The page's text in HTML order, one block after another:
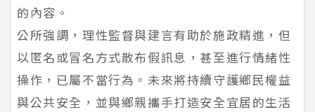
的內容。
公所強調，理性監督與建言有助於施政精進，但
以匿名或冒名方式散布假訊息，甚至進行情緒性
操作，已屬不當行為。未來將持續守護鄉民權益
與公共安全，並與鄉親攜手打造安全宜居的生活